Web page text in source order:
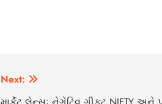
Next: